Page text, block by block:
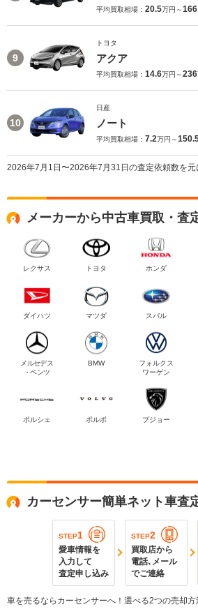
平均買取相場： 20.5万円～
9
トヨタ
アクア
平均買取相場： 14.6万円～236
10
日産
ノート
平均買取相場： 7.2万円～
2026年7月1日〜2026年7月31日の査定依頼数を元
メーカーから中古車買取・査
レクサス トヨタ ホンダ
ダイハツ マツダ スバル
メルセデス
・ベンツ
BMW
フォルクス
ワーゲン
ポルシェ ボルボ プジョー
カーセンサー簡単ネット車査
STEP1
愛車情報を
入力して
査定申し込み
STEP2
買取店から
電話､メール
でご連絡
車を売るならカーセンサーへ！選べる2つの売却